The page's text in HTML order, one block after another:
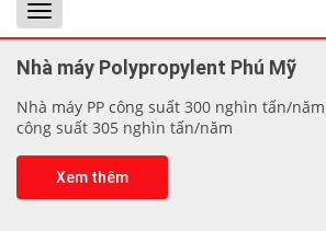
Toggle
navigation
Nhà máy Polypropylent Phú Mỹ
Nhà máy PP công suất 300 nghìn tấn/
công suất 305 nghìn tấn/năm
Xem thêm